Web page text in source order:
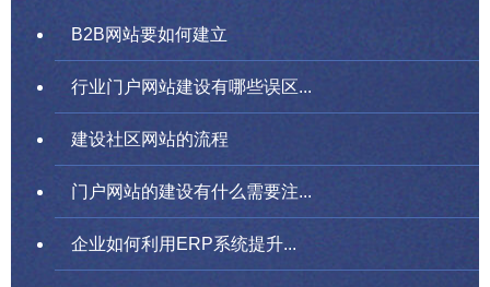
B2B网站要如何建立
行业门户网站建设有哪些误区...
建设社区网站的流程
门户网站的建设有什么需要注...
企业如何利用ERP系统提升...